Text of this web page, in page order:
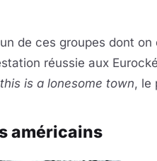
de ces groupes dont
réussie aux
is a lonesome town, le
américains